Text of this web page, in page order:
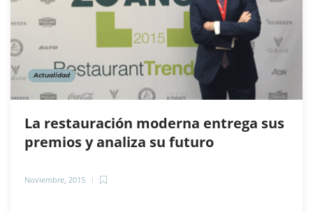
Actualidad
La restauración moderna entrega sus
premios y analiza su futuro
Noviembre, 2015